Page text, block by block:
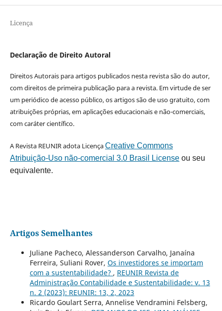
Licença
Declaração de Direito Autoral
Direitos Autorais para artigos publicados nesta revista são do autor,
com direitos de primeira publicação para a revista. Em virtude de ser
um periódico de acesso público, os artigos são de uso gratuito, com
atribuições próprias, em aplicações educacionais e não-comerciais,
com caráter científico.
A Revista REUNIR adota LicençaCreative Commons
Atribuição-Uso não-comercial 3.0 Brasil Licenseou seu
equivalente.
Artigos Semelhantes
Juliane Pacheco, Alessanderson Carvalho, Janaína
Ferreira, Suliani Rover, Os investidores se importam
com a sustentabilidade? , REUNIR Revista de
Administração Contabilidade e Sustentabilidade: v. 13
n. 2 (2023): REUNIR: 13, 2, 2023
Ricardo Goulart Serra, Annelise Vendramini Felsberg,